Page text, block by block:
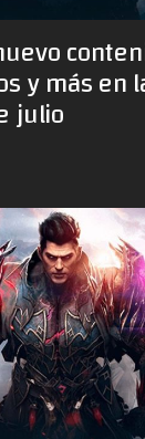
y más en
julio